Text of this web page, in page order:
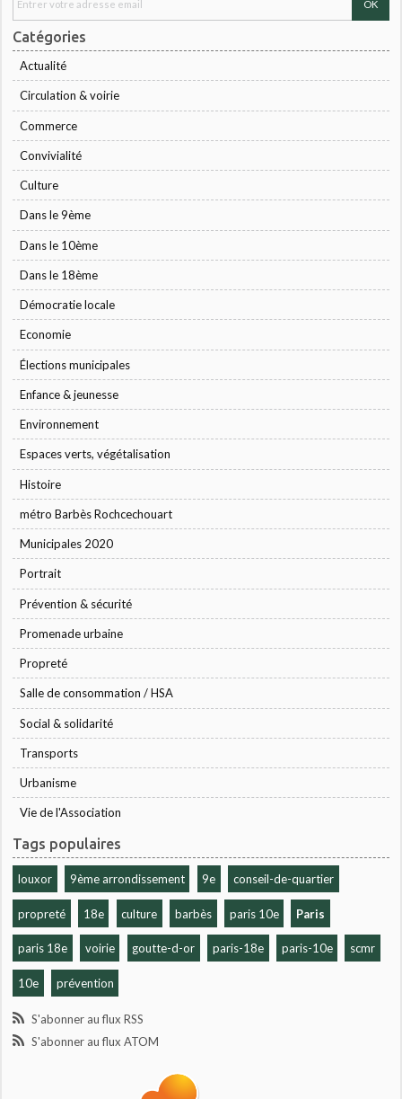
Catégories
Actualité
Circulation & voirie
Commerce
Convivialité
Culture
Dans le 9ème
Dans le 10ème
Dans le 18ème
Démocratie locale
Economie
Élections municipales
Enfance & jeunesse
Environnement
Espaces verts, végétalisation
Histoire
métro Barbès Rochcechouart
Municipales 2020
Portrait
Prévention & sécurité
Promenade urbaine
Propreté
Salle de consommation / HSA
Social & solidarité
Transports
Urbanisme
Vie de l'Association
Tags populaires
louxor 9ème arrondissement 9e conseil-de-quartier
propreté 18e culture barbès paris 10e Paris
paris 18e voirie goutte-d-or paris-18e paris-10e scmr
10e prévention
S'abonner au flux RSS
S'abonner au flux ATOM